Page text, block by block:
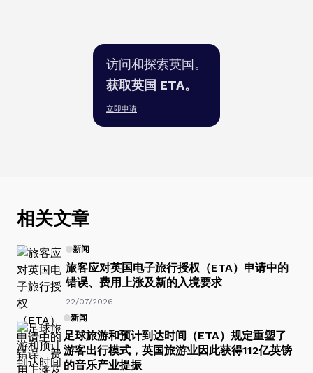
访问和探索英国。
获取英国 ETA。
立即申请
相关文章
新闻
旅客应对英国电子旅行授权（ETA）申请中的
错误、费用上涨及新的入境要求
22/07/2026
新闻
足球旅游和预计到达时间（ETA）规定重塑了
游客出行模式，英国旅游业因此获得112亿英镑
的音乐产业提振